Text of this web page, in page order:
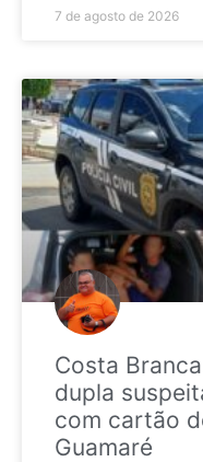
7 de agosto de 2026
Costa
dupla
com cartão
Guamaré